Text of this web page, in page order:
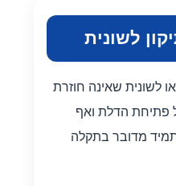
לשונית
לשונית שאינה חוזרת
פתיחת הדלת ואף
מדובר בתקלה